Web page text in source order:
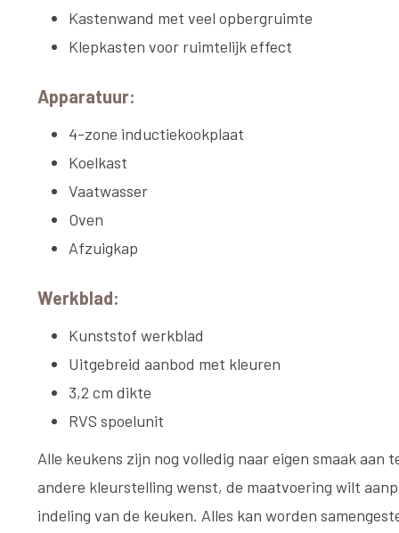
Kastenwand met veel opbergruimte
Klepkasten voor ruimtelijk effect
Apparatuur:
4-zone inductiekookplaat
Koelkast
Vaatwasser
Oven
Afzuigkap
Werkblad:
Kunststof werkblad
Uitgebreid aanbod met kleuren
3,2 cm dikte
RVS spoelunit
Alle keukens zijn nog volledig naar eigen smaak aan
andere kleurstelling wenst, de maatvoering wilt
indeling van de keuken. Alles kan worden